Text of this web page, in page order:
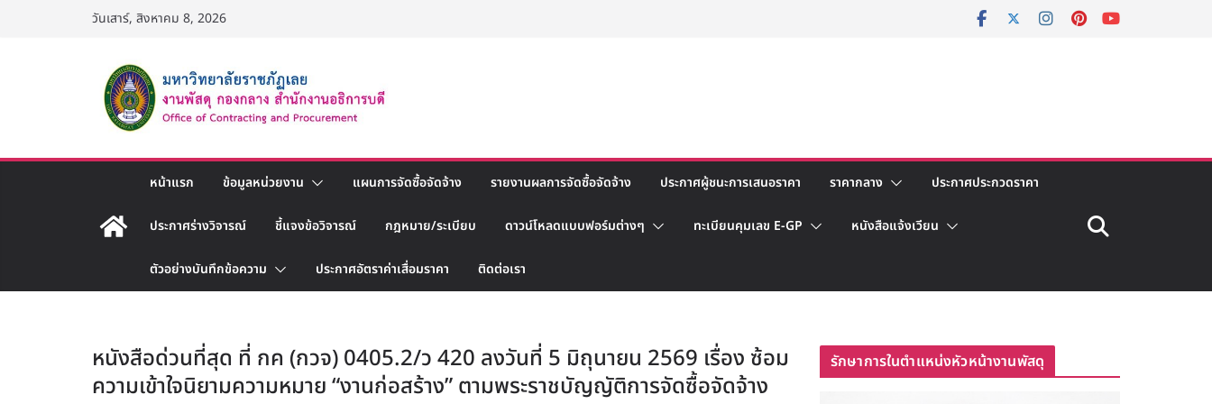
วันเสาร์, สิงหาคม 8, 2026
หน้าแรก ข้อมูลหน่วยงาน แผนการจัดซื้อจัดจ้าง รายงานผลการจัดซื้อจัดจ้าง ประกาศผู้ชนะการเสนอราคา ราคากลาง ประกาศประกวดราคา
ประกาศร่างวิจารณ์ ชี้แจงข้อวิจารณ์ กฎหมาย/ระเบียบ ดาวน์โหลดแบบฟอร์มต่างๆ ทะเบียนคุมเลข E-GP หนังสือแจ้งเวียน
ตัวอย่างบันทึกข้อความ ประกาศอัตราค่าเสื่อมราคา ติดต่อเรา
หนังสือด่วนที่สุด ที่ กค (กวจ) 0405.2/ว 420 ลงวันที่ 5 มิถุนายน 2569 เรื่อง ซ้อม
ความเข้าใจนิยามความหมาย “งานก่อสร้าง” ตามพระราชบัญญัติการจัดซื้อจัดจ้าง
รักษาการในตำแหน่งหัวหน้างานพัสดุ